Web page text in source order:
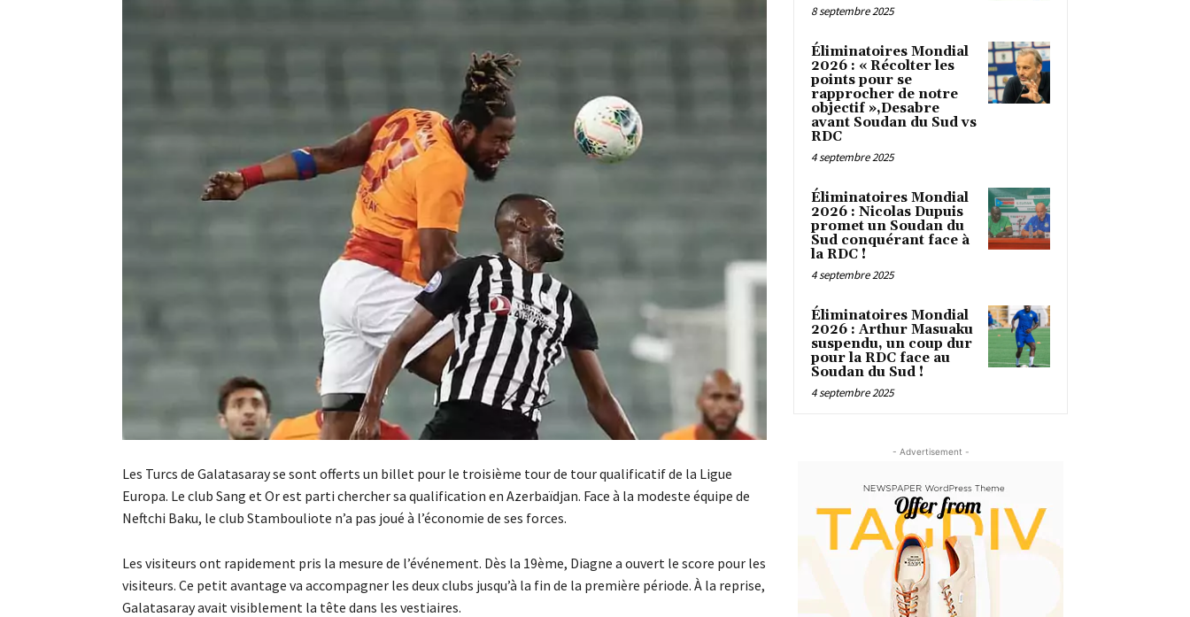
Les Turcs de Galatasaray se sont offerts un billet pour le troisième tour de tour qualificatif de la Ligue
Europa. Le club Sang et Or est parti chercher sa qualification en Azerbaïdjan. Face à la modeste équipe de
Neftchi Baku, le club Stambouliote n’a pas joué à l’économie de ses forces.
Les visiteurs ont rapidement pris la mesure de l’événement. Dès la 19ème, Diagne a ouvert le score pour les
visiteurs. Ce petit avantage va accompagner les deux clubs jusqu’à la fin de la première période. À la reprise,
Galatasaray avait visiblement la tête dans les vestiaires.
8 septembre 2025
Éliminatoires Mondial
2026 : « Récolter les
points pour se
rapprocher de notre
objectif »,Desabre
avant Soudan du Sud vs
RDC
4 septembre 2025
Éliminatoires Mondial
2026 : Nicolas Dupuis
promet un Soudan du
Sud conquérant face à
la RDC !
4 septembre 2025
Éliminatoires Mondial
2026 : Arthur Masuaku
suspendu, un coup dur
pour la RDC face au
Soudan du Sud !
4 septembre 2025
- Advertisement -